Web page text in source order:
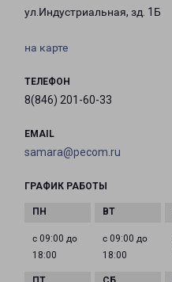
ул.Индустриальная, зд. 1Б
на карте
ТЕЛЕФОН
8(846) 201-60-33
EMAIL
samara@pecom.ru
ГРАФИК РАБОТЫ
с 09:00 до
18:00
с 09:00 до
18:00